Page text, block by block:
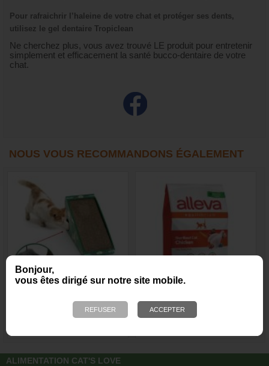
Bonjour,
vous êtes dirigé sur notre site mobile.
Pour rafraichrir l’haleine de votre chat et protéger ses dents,
utilisez le gel dentaire Tropiclean
Ne cherchez plus, vous avez trouvé LE produit pour entretenir
simplement et efficacement la santé bucco-dentaire de votre
chat.
NOUS VOUS RECOMMANDONS ÉGALEMENT
poulet, stérilisé
ALIMENTATION CAT'S LOVE